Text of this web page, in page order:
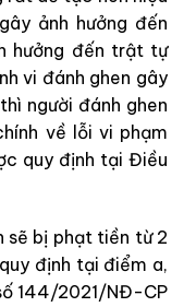
ảnh hưởng đến
hưởng đến trật tự
vi đánh ghen gây
người đánh ghen
về lỗi vi phạm
quy định tại Điều
sẽ bị phạt tiền từ 2
định tại điểm a,
144/2021/NĐ-CP